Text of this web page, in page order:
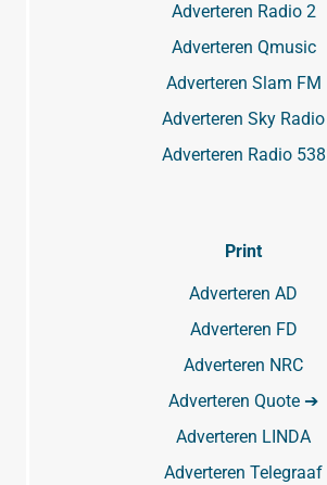
Adverteren Radio 2
Adverteren Qmusic
Adverteren Slam FM
Adverteren Sky Radio
Adverteren Radio 538
Print
Adverteren AD
Adverteren FD
Adverteren NRC
Adverteren Quote ➔
Adverteren LINDA
Adverteren Telegraaf